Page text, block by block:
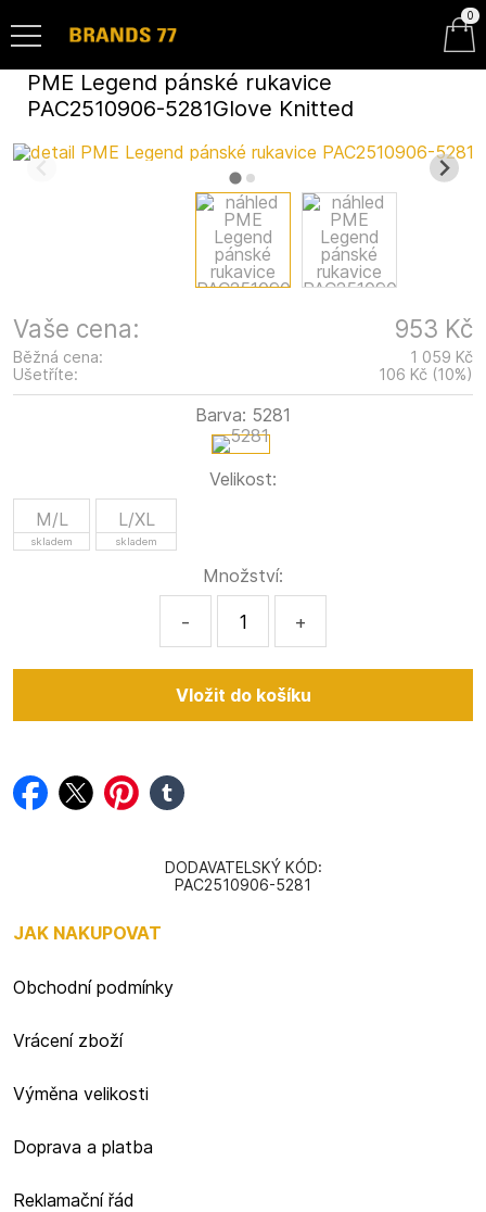
PME Legend pánské rukavice
PAC2510906-5281Glove Knitted
Vaše cena: 953 Kč
Běžná cena:
1 059 Kč
Ušetříte:
106 Kč (10%)
Barva: 5281
Velikost:
M/L
skladem
L/XL
skladem
Množství:
- +
facebook
twitterpinterest
tumblr
DODAVATELSKÝ KÓD:
PAC2510906-5281
0
JAK NAKUPOVAT
Obchodní podmínky
Vrácení zboží
Výměna velikosti
Doprava a platba
Reklamační řád